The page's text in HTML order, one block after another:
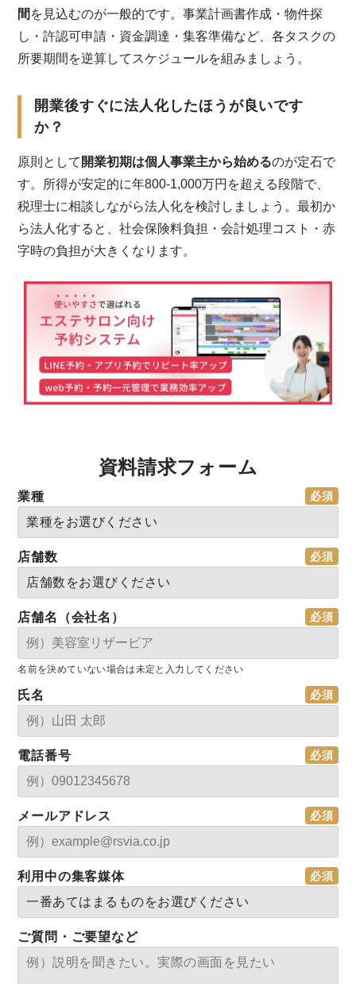
間 を見込むのが一般的です。事業計画書作成・物件探
し・許認可申請・資金調達・集客準備など、各タスクの
所要期間を逆算してスケジュールを組みましょう。
開業後すぐに法人化したほうが良いです
か？
原則として 開業初期は個人事業主から始めるのが定石で
す。所得が安定的に年800-1,000万円を超える段階で、
税理士に相談しながら法人化を検討しましょう。最初か
ら法人化すると、社会保険料負担・会計処理コスト・赤
字時の負担が大きくなります。
資料請求フォーム
業種
店舗数
店舗名（会社名）
名前を決めていない場合は未定と入力してください
氏名
電話番号
メールアドレス
利用中の集客媒体
ご質問・ご要望など